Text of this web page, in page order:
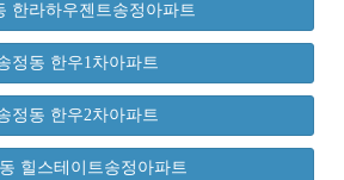
한라하우젠트송정아파트
정동 한우1차아파트
정동 한우2차아파트
힐스테이트송정아파트